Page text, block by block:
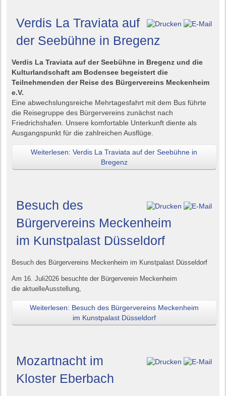
Verdis La Traviata auf
der Seebühne in Bregenz
Verdis La Traviata auf der Seebühne in Bregenz und die
Kulturlandschaft am Bodensee begeistert die
Teilnehmenden der Reise des Bürgervereins Meckenheim
e.V.
Eine abwechslungsreiche Mehrtagesfahrt mit dem Bus führte
die Reisegruppe des Bürgervereins zunächst nach
Friedrichshafen. Unsere komfortable Unterkunft diente als
Ausgangspunkt für die zahlreichen Ausflüge.
Weiterlesen: Verdis La Traviata auf der Seebühne in
Bregenz
Besuch des
Bürgervereins Meckenheim
im Kunstpalast Düsseldorf
Besuch des Bürgervereins Meckenheim im Kunstpalast Düsseldorf
Am 16. Juli2026 besuchteder Bürgerverein Meckenheim
dieaktuelleAusstellung,
Weiterlesen: Besuch des Bürgervereins Meckenheim
im Kunstpalast Düsseldorf
Mozartnacht im
Kloster Eberbach